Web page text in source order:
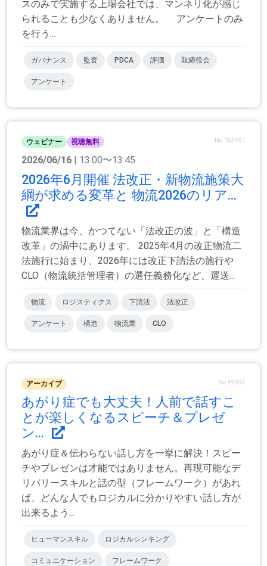
スのみで実施する上場会社では、マンネリ化が感じ
られることも少なくありません。 アンケートのみ
を行う...
ガバナンス 監査 PDCA 評価 取締役会
アンケート
ウェビナー 視聴無料 No.155491
2026/06/16 | 13:00〜13:45
2026年6月開催 法改正・新物流施策大
綱が求める変革と 物流2026のリア...
物流業界は今、かつてない「法改正の波」と「構造
改革」の渦中にあります。 2025年4月の改正物流二
法施行に始まり、2026年には改正下請法の施行や
CLO（物流統括管理者）の選任義務化など、運送...
物流 ロジスティクス 下請法 法改正
アンケート 構造 物流業 CLO
アーカイブ No.49593
あがり症でも大丈夫！人前で話すこ
とが楽しくなるスピーチ＆プレゼ
ン...
あがり症＆伝わらない話し方を一挙に解決！スピー
チやプレゼンは才能ではありません。再現可能なデ
リバリースキルと話の型（フレームワーク）があれ
ば、どんな人でもロジカルに分かりやすい話し方が
出来るよう...
ヒューマンスキル ロジカルシンキング
コミュニケーション フレームワーク